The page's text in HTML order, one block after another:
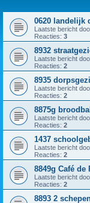
0620 landelijk
Laatste bericht
Reacties: 3
8932
Laatste bericht
Reacties: 2
8935
Laatste bericht
Reacties: 2
8875g
Laatste bericht
Reacties: 2
1437
Laatste bericht
Reacties: 2
8849g Café
Laatste bericht
Reacties: 2
8893 2